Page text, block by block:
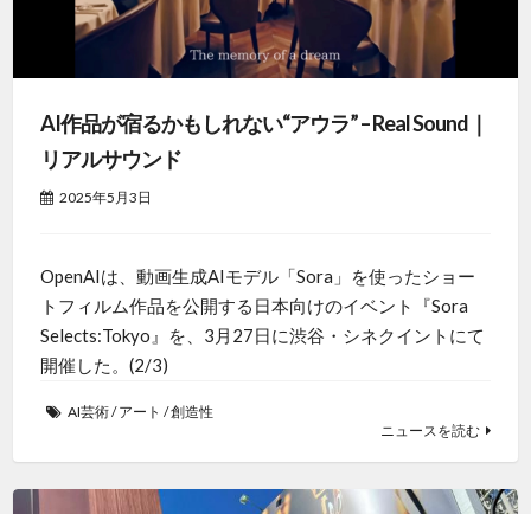
AI作品が宿るかもしれない“アウラ” – Real Sound｜
リアルサウンド
2025年5月3日
OpenAIは、動画生成AIモデル「Sora」を使ったショー
トフィルム作品を公開する日本向けのイベント『Sora
Selects:Tokyo』を、3月27日に渋谷・シネクイントにて
開催した。(2/3)
AI芸術/アート /創造性
ニュースを読む